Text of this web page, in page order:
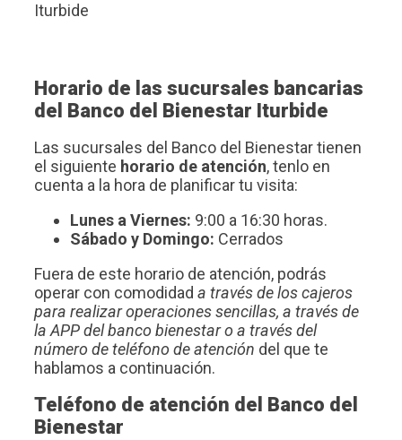
Iturbide
Horario de las sucursales bancarias
del Banco del Bienestar Iturbide
Las sucursales del Banco del Bienestar tienen
el siguiente horario de atención, tenlo en
cuenta a la hora de planificar tu visita:
Lunes a Viernes: 9:00 a 16:30 horas.
Sábado y Domingo: Cerrados
Fuera de este horario de atención, podrás
operar con comodidad a través de los cajeros
para realizar operaciones sencillas, a través de
la APP del banco bienestar o a través del
número de teléfono de atención del que te
hablamos a continuación.
Teléfono de atención del Banco del
Bienestar